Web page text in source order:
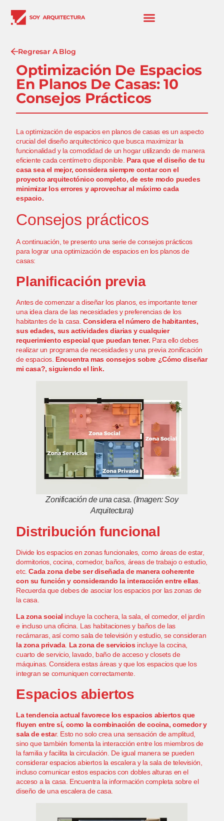
Regresar A Blog
Optimización De Espacios
En Planos De Casas: 10
Consejos Prácticos
La optimización de espacios en planos de casas es un aspecto
crucial del diseño arquitectónico que busca maximizar la
funcionalidad y la comodidad de un hogar utilizando de manera
eficiente cada centímetro disponible. Para que el diseño de tu
casa sea el mejor, considera siempre contar conel
proyecto arquitectónico completo, de este modo puedes
minimizar los errores y aprovechar al máximo cada
espacio.
Consejos prácticos
A continuación, te presento una serie de consejos prácticos
para lograr una optimización de espacios en los planos de
casas:
Planificación previa
Antes de comenzar a diseñar los planos, es importante tener
una idea clara de las necesidades y preferencias de los
habitantes de la casa.Considera el número de habitantes,
sus edades, sus actividades diarias y cualquier
requerimiento especial que puedan tener. Para ello debes
realizar un programa de necesidades y una previa zonificación
de espacios. Encuentra mas consejos sobre ¿Cómo diseñar
mi casa?, siguiendo el link.
Zonificación de una casa. (Imagen: Soy
Arquitectura)
Distribución funcional
Divide los espacios en zonas funcionales, como áreas de estar,
dormitorios,cocina , comedor, baños, áreas de trabajo o estudio,
etc.Cada zona debe ser diseñada de manera coherente
con su función y considerando la interacción entre ellas
Recuerda que debes de asociar los espacios por las zonas de
la casa.
La zona social incluye la cochera, la sala, el comedor, el jardín
e incluso una oficina. Las habitaciones y baños de las
recámaras, así como sala de televisión y estudio, se consideran
la zona privada. La zona de servicios incluye lacocina,
cuarto de servicio, lavado, baño de acceso y closets de
máquinas. Considera estas áreas y que los espacios que los
integran se comuniquen correctamente.
Espacios abiertos
La tendencia actual favorece los espacios abiertos que
fluyen entre sí, como la combinación de cocina, comedor y
sala de estar. Esto no solo crea una sensación de amplitud,
sino que también fomenta la interacción entre los miembros de
la familia y facilita la circulación. De igual manera se pueden
considerar espacios abiertos la escalera y la sala de televisión,
incluso comunicar estos espacios con dobles alturas en el
acceso a la casa. Encuentra la información completa sobreel
diseño de una escalera de casa